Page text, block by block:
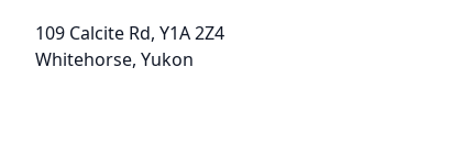
109 Calcite Rd, Y1A 2Z4
Whitehorse, Yukon